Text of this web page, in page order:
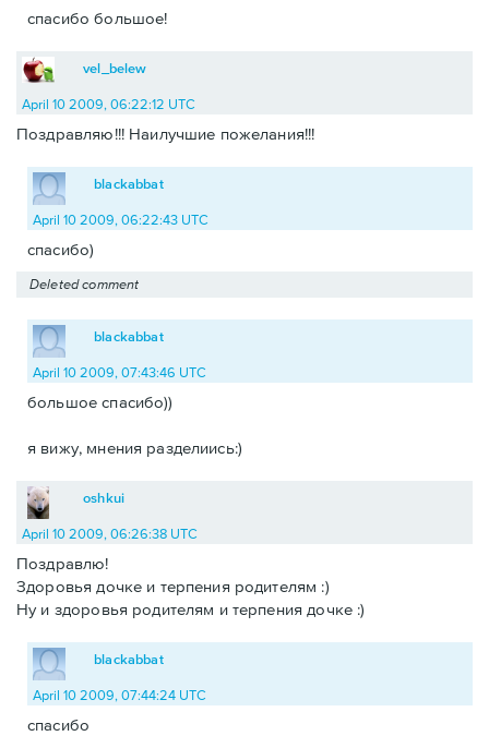
спасибо большое!
vel_belew
April 10 2009, 06:22:12 UTC
Поздравляю!!! Наилучшие пожелания!!!
blackabbat
April 10 2009, 06:22:43 UTC
спасибо)
Deleted comment
blackabbat
April 10 2009, 07:43:46 UTC
большое спасибо))
я вижу, мнения разделиись:)
oshkui
April 10 2009, 06:26:38 UTC
Поздравлю!
Здоровья дочке и терпения родителям :)
Ну и здоровья родителям и терпения дочке :)
blackabbat
April 10 2009, 07:44:24 UTC
спасибо